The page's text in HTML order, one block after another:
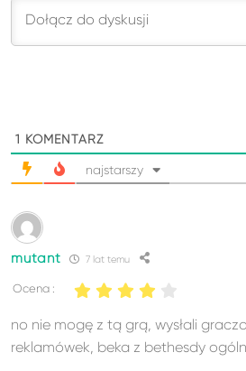
1 KOMENTARZ
najstarszy
mutant 7 lat temu
Ocena :
no nie mogę z tą grą, wysłali
reklamówek, beka z bethesdy